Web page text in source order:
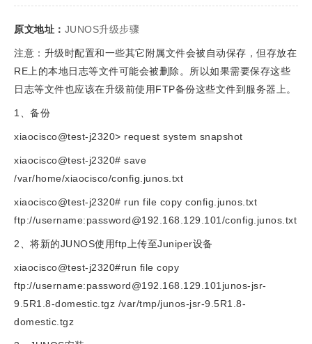
原文地址： JUNOS升级步骤
注意：升级时配置和一些其它附属文件会被自动保存，但存放在
RE上的本地日志等文件可能会被删除。所以如果需要保存这些
日志等文件也应该在升级前使用FTP备份这些文件到服务器上。
1、备份
xiaocisco@test-j2320> request system snapshot
xiaocisco@test-j2320# save
/var/home/xiaocisco/config.junos.txt
xiaocisco@test-j2320# run file copy config.junos.txt
ftp://username:password@192.168.129.101 /config.junos.txt
2、将新的JUNOS使用ftp上传至Juniper设备
xiaocisco@test-j2320#run file copy
ftp://username:password@192.168.129.101junos-jsr-
9.5R1.8-domestic.tgz /var/tmp/junos-jsr-9.5R1.8-
domestic.tgz